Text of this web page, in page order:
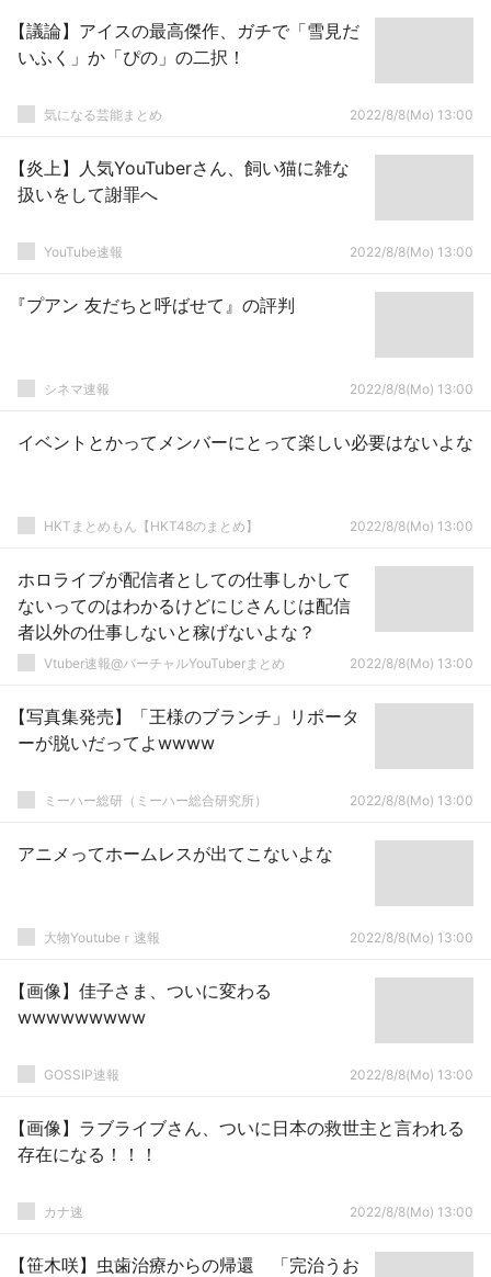
【議論】アイスの最高傑作、ガチで「雪見だ
いふく」か「ぴの」の二択！
気になる芸能まとめ 2022/8/8(Mo) 13:00
【炎上】人気YouTuberさん、飼い猫に雑な
扱いをして謝罪へ
YouTube速報 2022/8/8(Mo) 13:00
『プアン 友だちと呼ばせて』の評判
シネマ速報 2022/8/8(Mo) 13:00
イベントとかってメンバーにとって楽しい必要はないよな
HKTまとめもん【HKT48のまとめ】 2022/8/8(Mo) 13:00
ホロライブが配信者としての仕事しかして
ないってのはわかるけどにじさんじは配信
者以外の仕事しないと稼げないよな？
Vtuber速報@バーチャルYouTuberまとめ 2022/8/8(Mo) 13:00
【写真集発売】「王様のブランチ」リポータ
ーが脱いだってよwwww
ミーハー総研（ミーハー総合研究所） 2022/8/8(Mo) 13:00
アニメってホームレスが出てこないよな
大物Youtubeｒ速報 2022/8/8(Mo) 13:00
【画像】佳子さま、ついに変わる
wwwwwwwww
GOSSIP速報 2022/8/8(Mo) 13:00
【画像】ラブライブさん、ついに日本の救世主と言われる
存在になる！！！
カナ速 2022/8/8(Mo) 13:00
【笹木咲】虫歯治療からの帰還 「完治うお